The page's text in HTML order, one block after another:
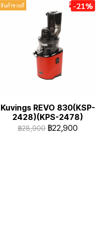
สินค้าขายดี -21%
Kuvings REVO 830(KSP-
2428)(KPS-2478)
฿28,900 ฿22,900